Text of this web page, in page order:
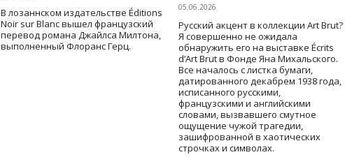
В лозаннском издательстве Éditions
Noir sur Blanc вышел французский
перевод романа Джайлса Милтона,
выполненный Флоранс Герц.
05.06.2026
Русский акцент в коллекции Art Brut?
Я совершенно не ожидала
обнаружить его на выставке Écrits
d’Art Brut в Фонде Яна Михальского.
Все началось с листка бумаги,
датированного декабрем 1938 года,
исписанного русскими,
французскими и английскими
словами, вызвавшего смутное
ощущение чужой трагедии,
зашифрованной в хаотических
строчках и символах.